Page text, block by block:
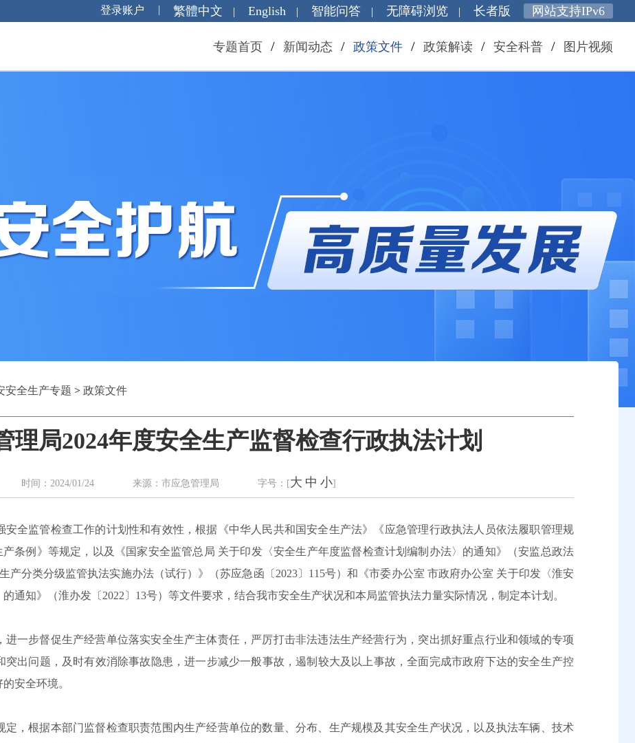
繁體中文 | English | 智能问答 | 无障碍浏览 | 长者版 网站支持IPv6
专题首页 / 新闻动态 / 政策文件 / 政策解读 / 安全科普 / 图片视频
安全生产专题 > 政策文件
理局2024年度安全生产监督检查行政执法计划
时间：2024/01/24 来源：市应急管理局 字号：[大 中 小]
全监管检查工作的计划性和有效性，根据《中华人民共和国安全生产法》《应急管理行政执法人员依法履职管理规
条例》等规定，以及《国家安全监管总局 关于印发〈安全生产年度监督检查计划编制办法〉的通知》（安监总政法
产分类分级监管执法实施办法（试行）》（苏应急函〔2023〕115号）和《市委办公室 市政府办公室 关于印发〈淮安
通知》（淮办发〔2022〕13号）等文件要求，结合我市安全生产状况和本局监管执法力量实际情况，制定本计划。
一步督促生产经营单位落实安全生产主体责任，严厉打击非法违法生产经营行为，突出抓好重点行业和领域的专项
出问题，及时有效消除事故隐患，进一步减少一般事故，遏制较大及以上事故，全面完成市政府下达的安全生产控
安全环境。
，根据本部门监督检查职责范围内生产经营单位的数量、分布、生产规模及其安全生产状况，以及执法车辆、技术